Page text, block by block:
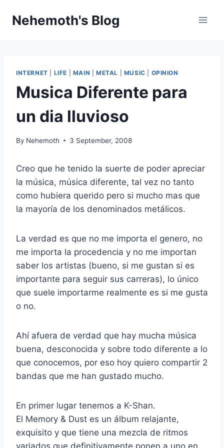
Nehemoth's Blog
INTERNET LIFE MAIN METAL MUSIC OPINION
Musica Diferente para
un dia lluvioso
By Nehemoth 3 September, 2008
Creo que he tenido la suerte de poder apreciar
la música, música diferente, tal vez no tanto
como hubiera querido pero si mucho mas que
la mayoría de los denominados metálicos.
La verdad es que no me importa el genero, no
me importa la procedencia y no me importan
saber los artistas (bueno, si me gustan si es
importante para seguir sus carreras), lo único
que suele importarme realmente es si me gusta
o no.
Ahí afuera de verdad que hay mucha música
buena, desconocida y sobre todo diferente a lo
que conocemos, por eso hoy quiero compartir 2
bandas que me han gustado mucho.
En primer lugar tenemos a K-Shan.
El Memory & Dust es un álbum relajante,
exquisito y que tiene una mezcla de ritmos
variados que definitivamente ponen a uno en